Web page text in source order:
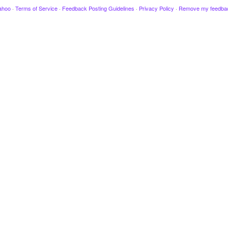
· Terms of Service · Feedback Posting Guidelines · Privacy Policy · Remove my